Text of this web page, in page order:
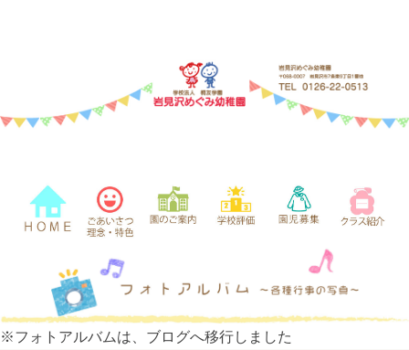
※フォトアルバムは、ブログへ移行しました